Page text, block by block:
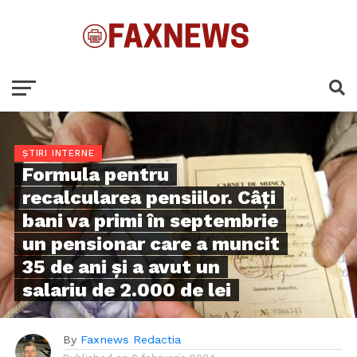
ȘTIRI INTERNE
Formula pentru
recalcularea pensiilor. Câți
bani va primi în septembrie
un pensionar care a muncit
35 de ani și a avut un
salariu de 2.000 de lei
By Faxnews Redactia